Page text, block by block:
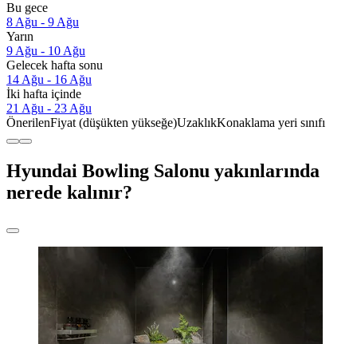
Bu gece
8 Ağu - 9 Ağu
Yarın
9 Ağu - 10 Ağu
Gelecek hafta sonu
14 Ağu - 16 Ağu
İki hafta içinde
21 Ağu - 23 Ağu
ÖnerilenFiyat (düşükten yükseğe)UzaklıkKonaklama yeri sınıfı
Hyundai Bowling Salonu yakınlarında
nerede kalınır?